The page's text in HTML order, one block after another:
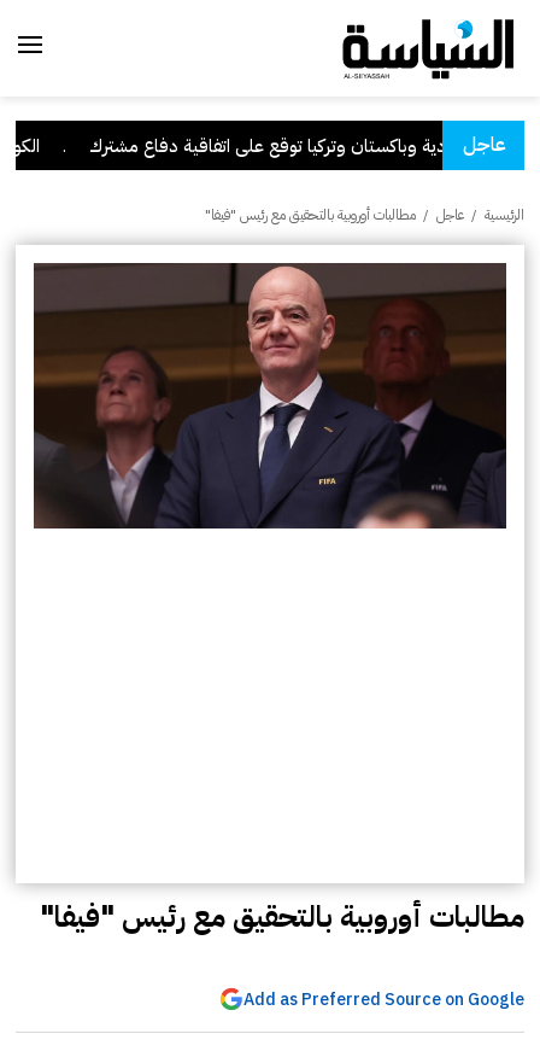
عاجل
السعودية وباكستان وتركيا توقع على اتفاقية دفاع مشترك . الكويت
الرئيسية / عاجل / مطالبات أوروبية بالتحقيق مع رئيس "فيفا"
مطالبات أوروبية بالتحقيق مع رئيس "فيفا"
Add as Preferred Source on Google